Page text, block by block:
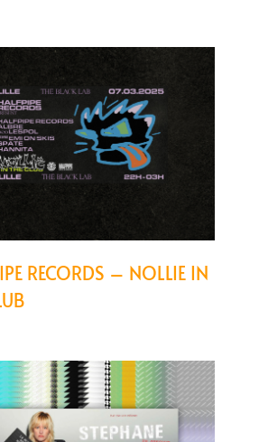
RECORDS – NOLLIE IN